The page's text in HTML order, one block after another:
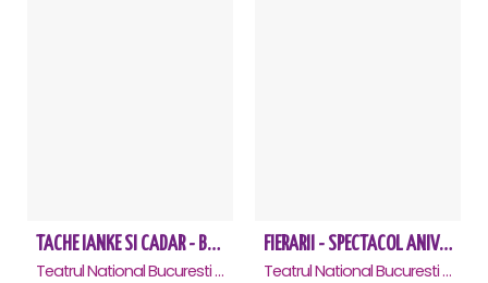
TACHE IANKE SI CADAR - Bucuresti
Teatrul National Bucuresti - Sala Ion Caramitru, Bucuresti
FIERARII - SPECTACOL ANIVERSAR GEORGE MIHĂIȚĂ
Teatrul National Bucuresti - Sala Ion Caramitru, Bucuresti